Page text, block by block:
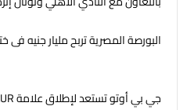
البورصة المصرية تربح مليار جنيه فى
جي بي أوتو تستعد لإطلاق علامة iCAUR في السوق المصرية